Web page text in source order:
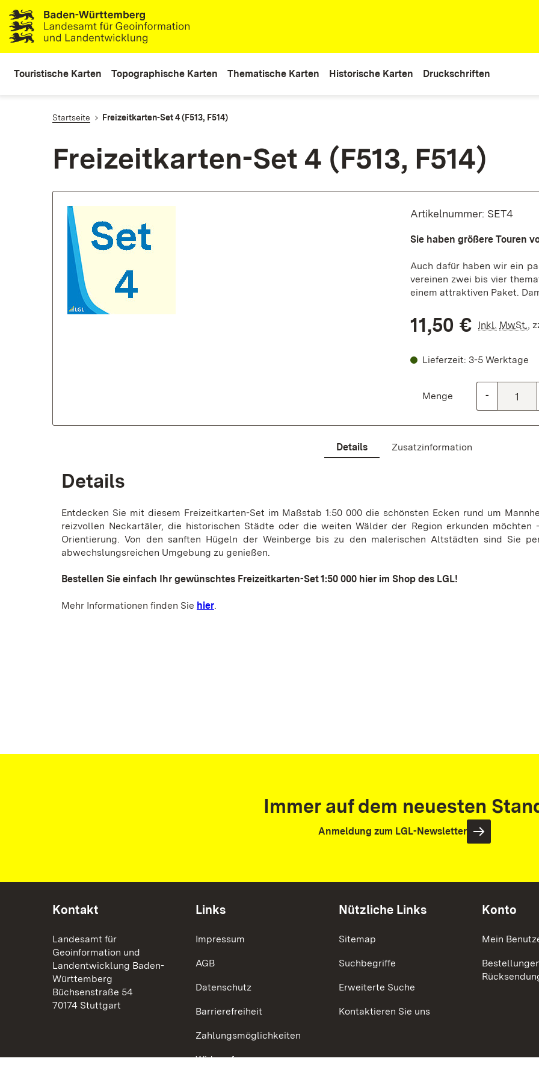
Touristische Karten Topographische Karten Thematische Karten Historische Karten Druckschriften
Startseite Freizeitkarten-Set 4 (F513, F514)
Freizeitkarten-Set 4 (F513, F514)
Artikelnummer: SET4
Sie haben größere Touren
Auch dafür haben wir ein
vereinen zwei bis vier
einem attraktiven Paket.
11,50 € Inkl. MwSt.
Lieferzeit: 3-5 Werktage
Menge -
Details Zusatzinformation
Details
Entdecken Sie mit diesem Freizeitkarten-Set im Maßstab 1:50 000 die schönsten Ecken rund um
reizvollen Neckartäler, die historischen Städte oder die weiten Wälder der Region erkunden möchten
Orientierung. Von den sanften Hügeln der Weinberge bis zu den malerischen Altstädten sind Sie
abwechslungsreichen Umgebung zu genießen.
Bestellen Sie einfach Ihr gewünschtes Freizeitkarten-Set 1:50 000 hier im Shop des LGL!
Mehr Informationen finden Sie hier.
Immer auf dem neuesten
Anmeldung zum LGL-Newsletter
Kontakt
Landesamt für
Geoinformation und
Landentwicklung Baden-
Württemberg
Büchsenstraße 54
70174 Stuttgart
Links
Impressum
AGB
Datenschutz
Barrierefreiheit
Zahlungsmöglichkeiten
Widerruf
Nützliche Links
Sitemap
Suchbegriffe
Erweiterte Suche
Kontaktieren Sie uns
Konto
Mein